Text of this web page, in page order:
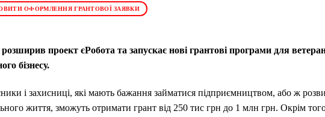
ОФОРМЛЕННЯ ГРАНТОВОЇ ЗАЯВКИ
проект єРобота та запускає нові грантові програми для
бізнесу.
і захисниці, які мають бажання займатися підприємництвом, або ж
життя, зможуть отримати грант від 250 тис грн до 1 млн грн. Окрім